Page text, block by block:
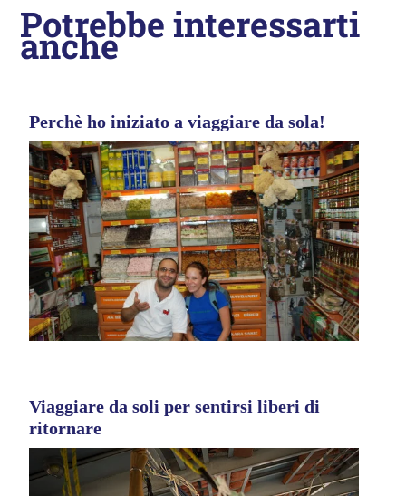
Potrebbe interessarti
anche
Perchè ho iniziato a viaggiare da sola!
Viaggiare da soli per sentirsi liberi di
ritornare